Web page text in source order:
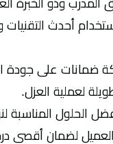
المدرب وذو الخبرة
أحدث التقنيات
ضمانات على جودة
لعملية العزل.
أفضل الحلول المناسبة
لضمان أقصى